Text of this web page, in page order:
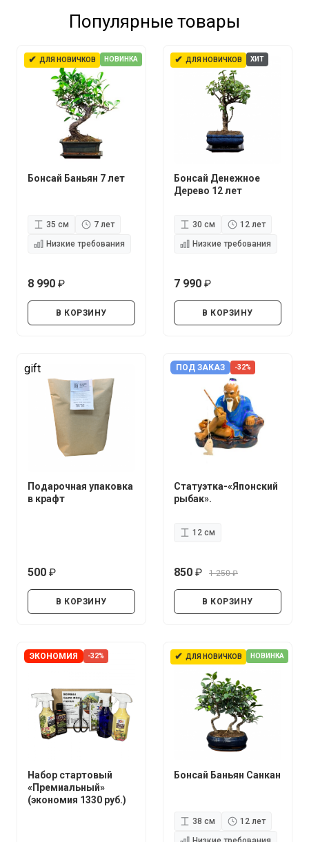
Популярные товары
✔ ДЛЯ НОВИЧКОВ НОВИНКА
Бонсай Баньян 7 лет
35 см
7 лет
Низкие требования
8 990
В КОРЗИНУ
✔ ДЛЯ НОВИЧКОВ ХИТ
Бонсай Денежное
Дерево 12 лет
30 см
12 лет
Низкие требования
7 990
В КОРЗИНУ
gift
Подарочная упаковка
в крафт
500
В КОРЗИНУ
ПОД ЗАКАЗ -32%
Статуэтка-«Японский
рыбак».
12 см
850
1 250
В КОРЗИНУ
ЭКОНОМИЯ -32%
Набор стартовый
«Премиальный»
(экономия 1330 руб.)
✔ ДЛЯ НОВИЧКОВ НОВИНКА
Бонсай Баньян Санкан
38 см
12 лет